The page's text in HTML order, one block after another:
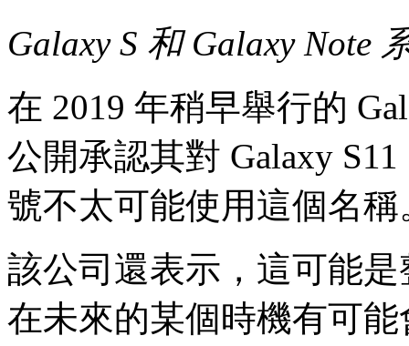
Galaxy S 和 Galaxy Note
在 2019 年稍早舉行的
公開承認其對 Galaxy
號不太可能使用這個名稱
該公司還表示，這可能
在未來的某個時機有可能